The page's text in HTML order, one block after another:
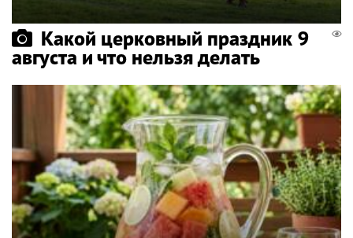
Какой церковный праздник 9
августа и что нельзя делать